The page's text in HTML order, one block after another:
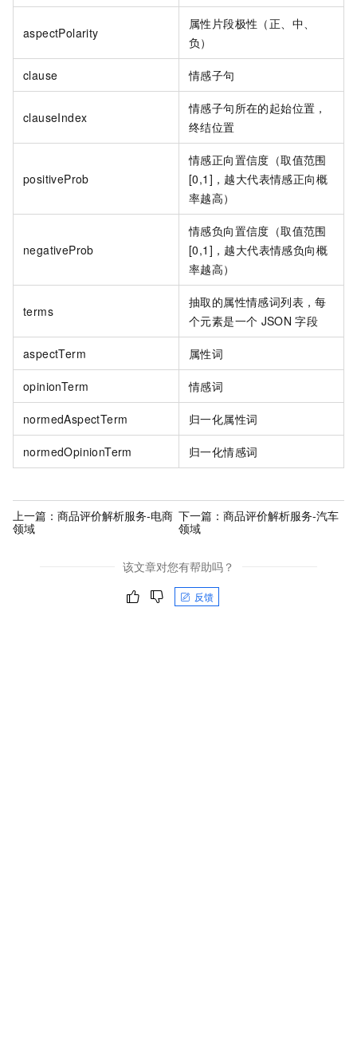
aspectPolarity
属性片段极性（正、中、
负）
clause 情感子句
clauseIndex
情感子句所在的起始位置，
终结位置
positiveProb
情感正向置信度（取值范围
[0,1]，越大代表情感正向概
率越高）
negativeProb
情感负向置信度（取值范围
[0,1]，越大代表情感负向概
率越高）
terms
抽取的属性情感词列表，每
个元素是一个 JSON 字段
aspectTerm 属性词
opinionTerm 情感词
normedAspectTerm 归一化属性词
normedOpinionTerm 归一化情感词
上一篇： 商品评价解析服务-电商
领域
下一篇： 商品评价解析服务-汽车
领域
该文章对您有帮助吗？
反馈